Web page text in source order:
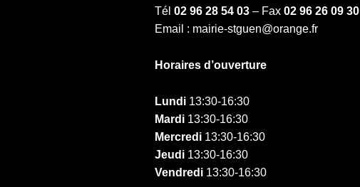
Tél02 96 28 54 03 – Fax02 96 26 09 30
Email : mairie-stguen@orange.fr
Horaires d’ouverture
Lundi 13:30-16:30
Mardi 13:30-16:30
Mercredi 13:30-16:30
Jeudi 13:30-16:30
Vendredi 13:30-16:30